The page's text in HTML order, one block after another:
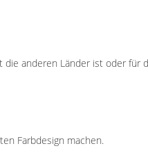
die anderen Länder ist oder für
Farbdesign machen.